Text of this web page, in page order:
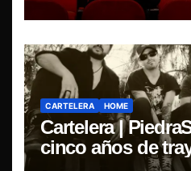
CARTELERA HOME
Cartelera |
cinco años de